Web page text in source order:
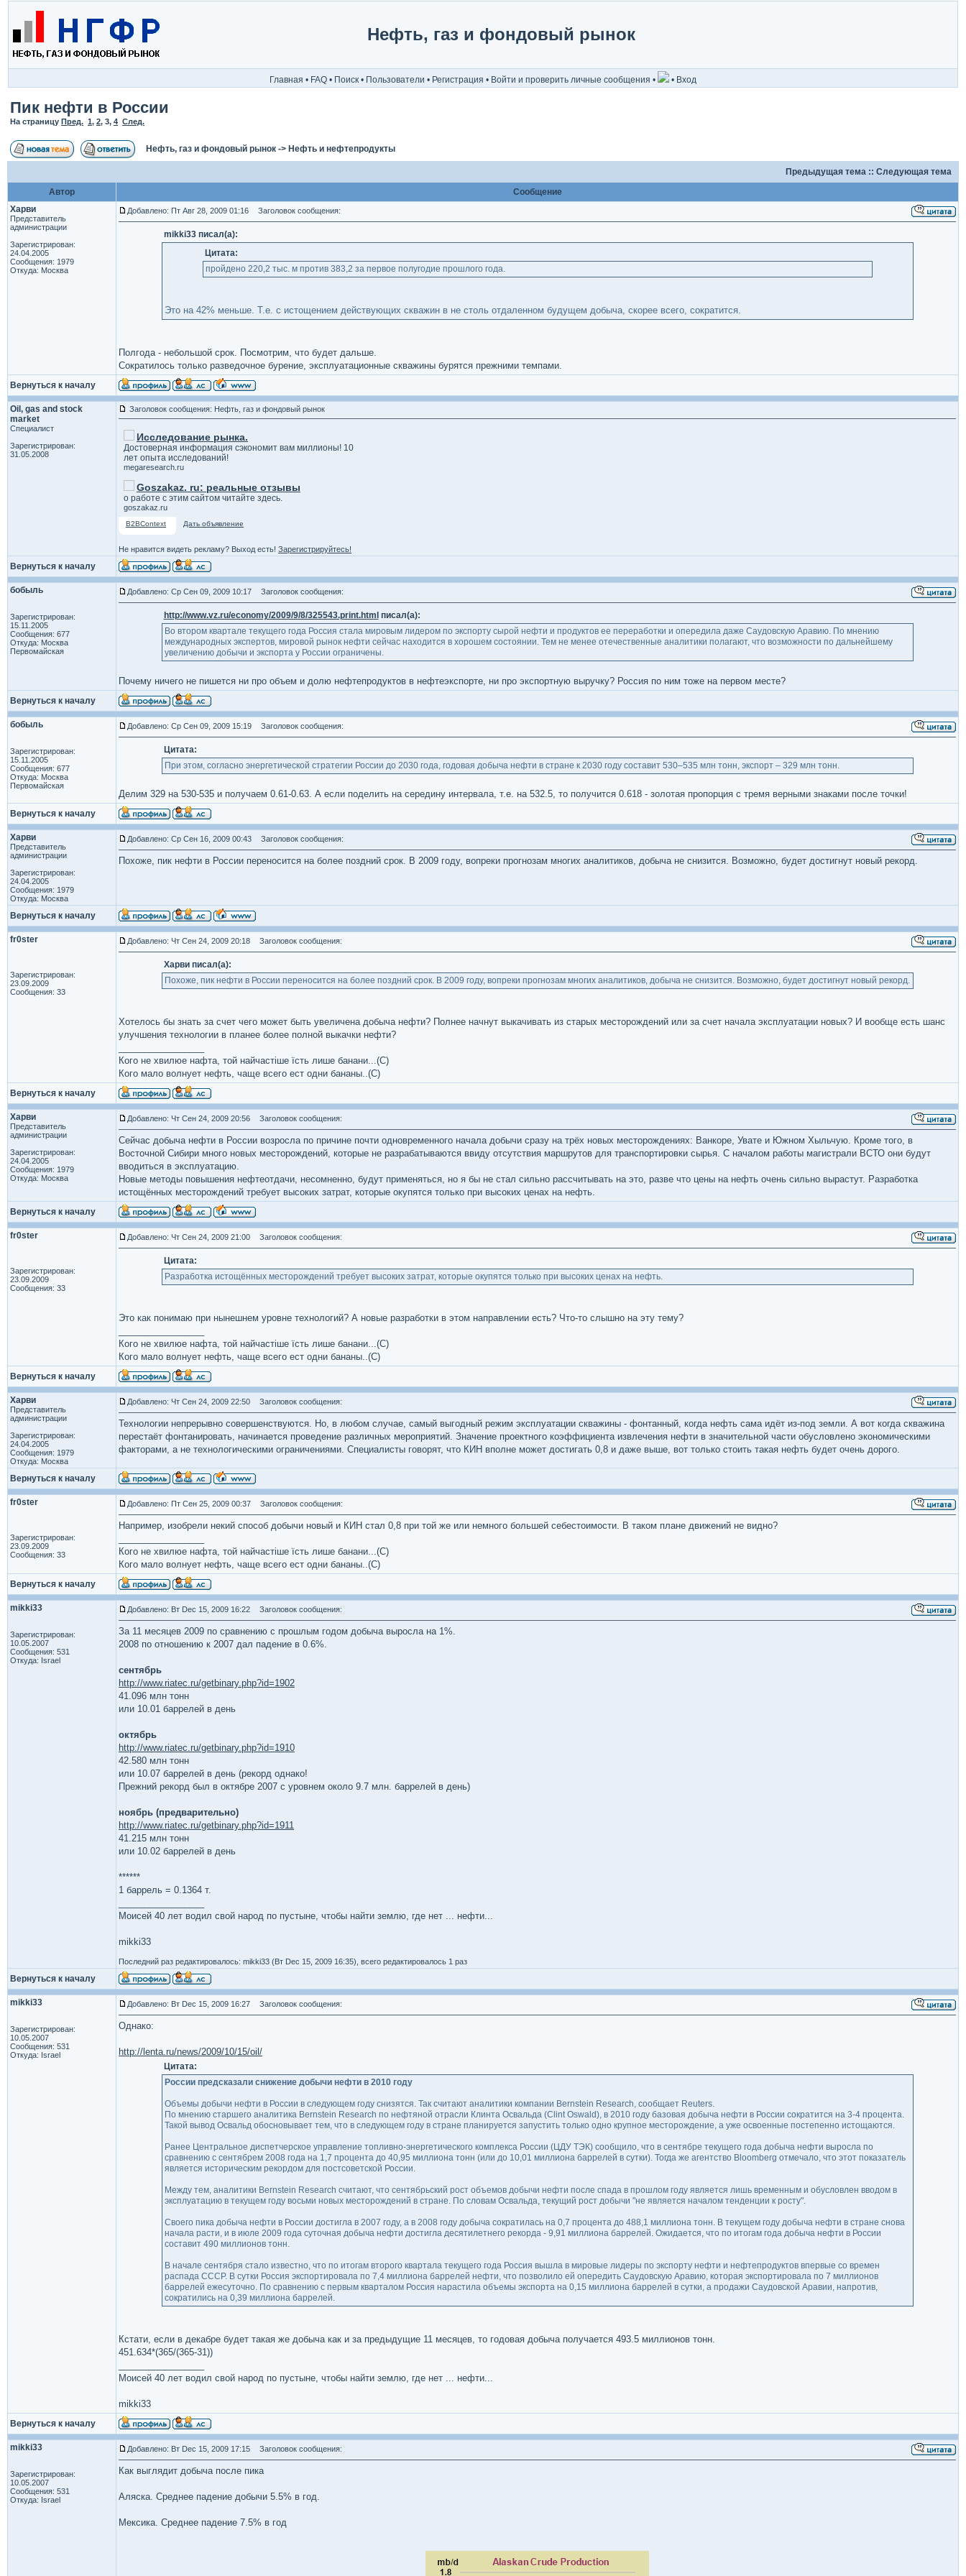
Нефть, газ и фондовый рынок
Главная • FAQ • Поиск • Пользователи • Регистрация • Войти и проверить личные сообщения • • Вход
Пик нефти в России
На страницу Пред. 1, 2, 3, 4 След.
Нефть, газ и фондовый рынок -> Нефть и нефтепродукты
Предыдущая тема :: Следующая тема
Автор
Сообщение
Харви
Представитель
администрации
Зарегистрирован:
24.04.2005
Сообщения: 1979
Откуда: Москва
Добавлено: Пт Авг 28, 2009 01:16 Заголовок сообщения:
mikki33 писал(а):
Цитата:
пройдено 220,2 тыс. м против 383,2 за первое полугодие прошлого года.
Это на 42% меньше. Т.е. с истощением действующих скважин в не столь отдаленном будущем добыча, скорее всего, сократится.
Полгода - небольшой срок. Посмотрим, что будет дальше.
Сократилось только разведочное бурение, эксплуатационные скважины бурятся прежними темпами.
Вернуться к началу
Oil, gas and stock
market
Специалист
Зарегистрирован:
31.05.2008
Заголовок сообщения: Нефть, газ и фондовый рынок
Исследование рынка.
Достоверная информация сэкономит вам миллионы! 10
лет опыта исследований!
megaresearch.ru
Goszakaz. ru: реальные отзывы
о работе с этим сайтом читайте здесь.
goszakaz.ru
B2BContext Дать объявление
Не нравится видеть рекламу? Выход есть! Зарегистрируйтесь!
Вернуться к началу
бобыль
Зарегистрирован:
15.11.2005
Сообщения: 677
Откуда: Москва
Первомайская
Добавлено: Ср Сен 09, 2009 10:17 Заголовок сообщения:
http://www.vz.ru/economy/2009/9/8/325543.print.html писал(а):
Во втором квартале текущего года Россия стала мировым лидером по экспорту сырой нефти и продуктов ее переработки и опередила даже Саудовскую Аравию. По мнению
международных экспертов, мировой рынок нефти сейчас находится в хорошем состоянии. Тем не менее отечественные аналитики полагают, что возможности по дальнейшему
увеличению добычи и экспорта у России ограничены.
Почему ничего не пишется ни про объем и долю нефтепродуктов в нефтеэкспорте, ни про экспортную выручку? Россия по ним тоже на первом месте?
Вернуться к началу
бобыль
Зарегистрирован:
15.11.2005
Сообщения: 677
Откуда: Москва
Первомайская
Добавлено: Ср Сен 09, 2009 15:19 Заголовок сообщения:
Цитата:
При этом, согласно энергетической стратегии России до 2030 года, годовая добыча нефти в стране к 2030 году составит 530–535 млн тонн, экспорт – 329 млн тонн.
Делим 329 на 530-535 и получаем 0.61-0.63. А если поделить на середину интервала, т.е. на 532.5, то получится 0.618 - золотая пропорция с тремя верными знаками после точки!
Вернуться к началу
Харви
Представитель
администрации
Зарегистрирован:
24.04.2005
Сообщения: 1979
Откуда: Москва
Добавлено: Ср Сен 16, 2009 00:43 Заголовок сообщения:
Похоже, пик нефти в России переносится на более поздний срок. В 2009 году, вопреки прогнозам многих аналитиков, добыча не снизится. Возможно, будет достигнут новый рекорд.
Вернуться к началу
fr0ster
Зарегистрирован:
23.09.2009
Сообщения: 33
Добавлено: Чт Сен 24, 2009 20:18 Заголовок сообщения:
Харви писал(а):
Похоже, пик нефти в России переносится на более поздний срок. В 2009 году, вопреки прогнозам многих аналитиков, добыча не снизится. Возможно, будет достигнут новый рекорд.
Хотелось бы знать за счет чего может быть увеличена добыча нефти? Полнее начнут выкачивать из старых месторождений или за счет начала эксплуатации новых? И вообще есть шанс
улучшения технологии в планее более полной выкачки нефти?
Кого не хвилюе нафта, той найчастіше їсть лише банани...(С)
Кого мало волнует нефть, чаще всего ест одни бананы..(С)
Вернуться к началу
Харви
Представитель
администрации
Зарегистрирован:
24.04.2005
Сообщения: 1979
Откуда: Москва
Добавлено: Чт Сен 24, 2009 20:56 Заголовок сообщения:
Сейчас добыча нефти в России возросла по причине почти одновременного начала добычи сразу на трёх новых месторождениях: Ванкоре, Увате и Южном Хыльчую. Кроме того, в
Восточной Сибири много новых месторождений, которые не разрабатываются ввиду отсутствия маршрутов для транспортировки сырья. С началом работы магистрали ВСТО они будут
вводиться в эксплуатацию.
Новые методы повышения нефтеотдачи, несомненно, будут применяться, но я бы не стал сильно рассчитывать на это, разве что цены на нефть очень сильно вырастут. Разработка
истощённых месторождений требует высоких затрат, которые окупятся только при высоких ценах на нефть.
Вернуться к началу
fr0ster
Зарегистрирован:
23.09.2009
Сообщения: 33
Добавлено: Чт Сен 24, 2009 21:00 Заголовок сообщения:
Цитата:
Разработка истощённых месторождений требует высоких затрат, которые окупятся только при высоких ценах на нефть.
Это как понимаю при нынешнем уровне технологий? А новые разработки в этом направлении есть? Что-то слышно на эту тему?
Кого не хвилюе нафта, той найчастіше їсть лише банани...(С)
Кого мало волнует нефть, чаще всего ест одни бананы..(С)
Вернуться к началу
Харви
Представитель
администрации
Зарегистрирован:
24.04.2005
Сообщения: 1979
Откуда: Москва
Добавлено: Чт Сен 24, 2009 22:50 Заголовок сообщения:
Технологии непрерывно совершенствуются. Но, в любом случае, самый выгодный режим эксплуатации скважины - фонтанный, когда нефть сама идёт из-под земли. А вот когда скважина
перестаёт фонтанировать, начинается проведение различных мероприятий. Значение проектного коэффициента извлечения нефти в значительной части обусловлено экономическими
факторами, а не технологическими ограничениями. Специалисты говорят, что КИН вполне может достигать 0,8 и даже выше, вот только стоить такая нефть будет очень дорого.
Вернуться к началу
fr0ster
Зарегистрирован:
23.09.2009
Сообщения: 33
Добавлено: Пт Сен 25, 2009 00:37 Заголовок сообщения:
Например, изобрели некий способ добычи новый и КИН стал 0,8 при той же или немного большей себестоимости. В таком плане движений не видно?
Кого не хвилюе нафта, той найчастіше їсть лише банани...(С)
Кого мало волнует нефть, чаще всего ест одни бананы..(С)
Вернуться к началу
mikki33
Зарегистрирован:
10.05.2007
Сообщения: 531
Откуда: Israel
Добавлено: Вт Dec 15, 2009 16:22 Заголовок сообщения:
За 11 месяцев 2009 по сравнению с прошлым годом добыча выросла на 1%.
2008 по отношению к 2007 дал падение в 0.6%.
сентябрь
http://www.riatec.ru/getbinary.php?id=1902
41.096 млн тонн
или 10.01 баррелей в день
октябрь
http://www.riatec.ru/getbinary.php?id=1910
42.580 млн тонн
или 10.07 баррелей в день (рекорд однако!
Прежний рекорд был в октябре 2007 с уровнем около 9.7 млн. баррелей в день)
ноябрь (предварительно)
http://www.riatec.ru/getbinary.php?id=1911
41.215 млн тонн
или 10.02 баррелей в день
******
1 баррель = 0.1364 т.
Моисей 40 лет водил свой народ по пустыне, чтобы найти землю, где нет ... нефти...
mikki33
Последний раз редактировалось: mikki33 (Вт Dec 15, 2009 16:35), всего редактировалось 1 раз
Вернуться к началу
mikki33
Зарегистрирован:
10.05.2007
Сообщения: 531
Откуда: Israel
Добавлено: Вт Dec 15, 2009 16:27 Заголовок сообщения:
Однако:
http://lenta.ru/news/2009/10/15/oil/
Цитата:
России предсказали снижение добычи нефти в 2010 году
Объемы добычи нефти в России в следующем году снизятся. Так считают аналитики компании Bernstein Research, сообщает Reuters.
По мнению старшего аналитика Bernstein Research по нефтяной отрасли Клинта Освальда (Clint Oswald), в 2010 году базовая добыча нефти в России сократится на 3-4 процента.
Такой вывод Освальд обосновывает тем, что в следующем году в стране планируется запустить только одно крупное месторождение, а уже освоенные постепенно истощаются.
Ранее Центральное диспетчерское управление топливно-энергетического комплекса России (ЦДУ ТЭК) сообщило, что в сентябре текущего года добыча нефти выросла по
сравнению с сентябрем 2008 года на 1,7 процента до 40,95 миллиона тонн (или до 10,01 миллиона баррелей в сутки). Тогда же агентство Bloomberg отмечало, что этот показатель
является историческим рекордом для постсоветской России.
Между тем, аналитики Bernstein Research считают, что сентябрьский рост объемов добычи нефти после спада в прошлом году является лишь временным и обусловлен вводом в
эксплуатацию в текущем году восьми новых месторождений в стране. По словам Освальда, текущий рост добычи "не является началом тенденции к росту".
Своего пика добыча нефти в России достигла в 2007 году, а в 2008 году добыча сократилась на 0,7 процента до 488,1 миллиона тонн. В текущем году добыча нефти в стране снова
начала расти, и в июле 2009 года суточная добыча нефти достигла десятилетнего рекорда - 9,91 миллиона баррелей. Ожидается, что по итогам года добыча нефти в России
составит 490 миллионов тонн.
В начале сентября стало известно, что по итогам второго квартала текущего года Россия вышла в мировые лидеры по экспорту нефти и нефтепродуктов впервые со времен
распада СССР. В сутки Россия экспортировала по 7,4 миллиона баррелей нефти, что позволило ей опередить Саудовскую Аравию, которая экспортировала по 7 миллионов
баррелей ежесуточно. По сравнению с первым кварталом Россия нарастила объемы экспорта на 0,15 миллиона баррелей в сутки, а продажи Саудовской Аравии, напротив,
сократились на 0,39 миллиона баррелей.
Кстати, если в декабре будет такая же добыча как и за предыдущие 11 месяцев, то годовая добыча получается 493.5 миллионов тонн.
451.634*(365/(365-31))
Моисей 40 лет водил свой народ по пустыне, чтобы найти землю, где нет ... нефти...
mikki33
Вернуться к началу
mikki33
Зарегистрирован:
10.05.2007
Сообщения: 531
Откуда: Israel
Добавлено: Вт Dec 15, 2009 17:15 Заголовок сообщения:
Как выглядит добыча после пика
Аляска. Среднее падение добычи 5.5% в год.
Мексика. Среднее падение 7.5% в год